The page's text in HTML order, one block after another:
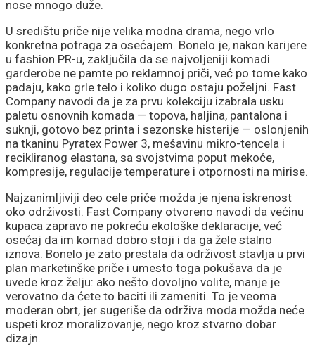
nose mnogo duže.
U središtu priče nije velika modna drama, nego vrlo
konkretna potraga za osećajem. Bonelo je, nakon karijere
u fashion PR-u, zaključila da se najvoljeniji komadi
garderobe ne pamte po reklamnoj priči, već po tome kako
padaju, kako grle telo i koliko dugo ostaju poželjni. Fast
Company navodi da je za prvu kolekciju izabrala usku
paletu osnovnih komada — topova, haljina, pantalona i
suknji, gotovo bez printa i sezonske histerije — oslonjenih
na tkaninu Pyratex Power 3, mešavinu mikro-tencela i
recikliranog elastana, sa svojstvima poput mekoće,
kompresije, regulacije temperature i otpornosti na mirise.
Najzanimljiviji deo cele priče možda je njena iskrenost
oko održivosti. Fast Company otvoreno navodi da većinu
kupaca zapravo ne pokreću ekološke deklaracije, već
osećaj da im komad dobro stoji i da ga žele stalno
iznova. Bonelo je zato prestala da održivost stavlja u prvi
plan marketinške priče i umesto toga pokušava da je
uvede kroz želju: ako nešto dovoljno volite, manje je
verovatno da ćete to baciti ili zameniti. To je veoma
moderan obrt, jer sugeriše da održiva moda možda neće
uspeti kroz moralizovanje, nego kroz stvarno dobar
dizajn.